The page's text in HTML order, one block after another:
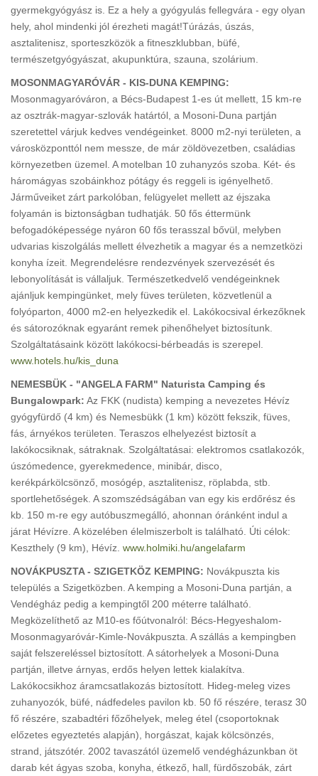
gyermekgyógyász is. Ez a hely a gyógyulás fellegvára - egy olyan
hely, ahol mindenki jól érezheti magát!Túrázás, úszás,
asztalitenisz, sporteszközök a fitneszklubban, büfé,
természetgyógyászat, akupunktúra, szauna, szolárium.
MOSONMAGYARÓVÁR - KIS-DUNA KEMPING:
Mosonmagyaróváron, a Bécs-Budapest 1-es út mellett, 15 km-re
az osztrák-magyar-szlovák határtól, a Mosoni-Duna partján
szeretettel várjuk kedves vendégeinket. 8000 m2-nyi területen, a
városközponttól nem messze, de már zöldövezetben, családias
környezetben üzemel. A motelban 10 zuhanyzós szoba. Két- és
háromágyas szobáinkhoz pótágy és reggeli is igényelhető.
Járműveiket zárt parkolóban, felügyelet mellett az éjszaka
folyamán is biztonságban tudhatják. 50 fős éttermünk
befogadóképessége nyáron 60 fős terasszal bővül, melyben
udvarias kiszolgálás mellett élvezhetik a magyar és a nemzetközi
konyha ízeit. Megrendelésre rendezvények szervezését és
lebonyolítását is vállaljuk. Természetkedvelő vendégeinknek
ajánljuk kempingünket, mely füves területen, közvetlenül a
folyóparton, 4000 m2-en helyezkedik el. Lakókocsival érkezőknek
és sátorozóknak egyaránt remek pihenőhelyet biztosítunk.
Szolgáltatásaink között lakókocsi-bérbeadás is szerepel.
www.hotels.hu/kis_duna
NEMESBÜK - "ANGELA FARM" Naturista Camping és
Bungalowpark: Az FKK (nudista) kemping a nevezetes Hévíz
gyógyfürdő (4 km) és Nemesbükk (1 km) között fekszik, füves,
fás, árnyékos területen. Teraszos elhelyezést biztosít a
lakókocsiknak, sátraknak. Szolgáltatásai: elektromos csatlakozók,
úszómedence, gyerekmedence, minibár, disco,
kerékpárkölcsönző, mosógép, asztalitenisz, röplabda, stb.
sportlehetőségek. A szomszédságában van egy kis erdőrész és
kb. 150 m-re egy autóbuszmegálló, ahonnan óránként indul a
járat Hévízre. A közelében élelmiszerbolt is található. Úti célok:
Keszthely (9 km), Hévíz. www.holmiki.hu/angelafarm
NOVÁKPUSZTA - SZIGETKÖZ KEMPING: Novákpuszta kis
település a Szigetközben. A kemping a Mosoni-Duna partján, a
Vendégház pedig a kempingtől 200 méterre található.
Megközelíthető az M10-es főútvonalról: Bécs-Hegyeshalom-
Mosonmagyaróvár-Kimle-Novákpuszta. A szállás a kempingben
saját felszereléssel biztosított. A sátorhelyek a Mosoni-Duna
partján, illetve árnyas, erdős helyen lettek kialakítva.
Lakókocsikhoz áramcsatlakozás biztosított. Hideg-meleg vizes
zuhanyozók, büfé, nádfedeles pavilon kb. 50 fő részére, terasz 30
fő részére, szabadtéri főzőhelyek, meleg étel (csoportoknak
előzetes egyeztetés alapján), horgászat, kajak kölcsönzés,
strand, játszótér. 2002 tavaszától üzemelő vendégházunkban öt
darab két ágyas szoba, konyha, étkező, hall, fürdőszobák, zárt